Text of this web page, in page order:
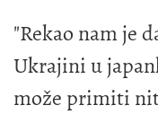
"Rekao nam je
Ukrajini u
može primiti